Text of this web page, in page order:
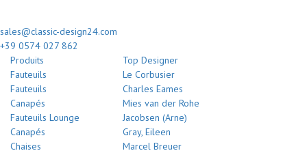
sales@classic-design24.com
+39 0574 027 862
Produits
Fauteuils
Fauteuils
Canapés
Fauteuils Lounge
Canapés
Chaises
Top Designer
Le Corbusier
Charles Eames
Mies van der Rohe
Jacobsen (Arne)
Gray, Eileen
Marcel Breuer